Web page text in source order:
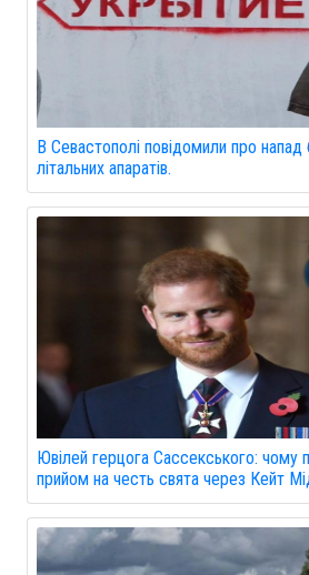
В Севастополі повідомили про напад
літальних апаратів.
Ювілей герцога Сассекського: чому
прийом на честь свята через Кейт